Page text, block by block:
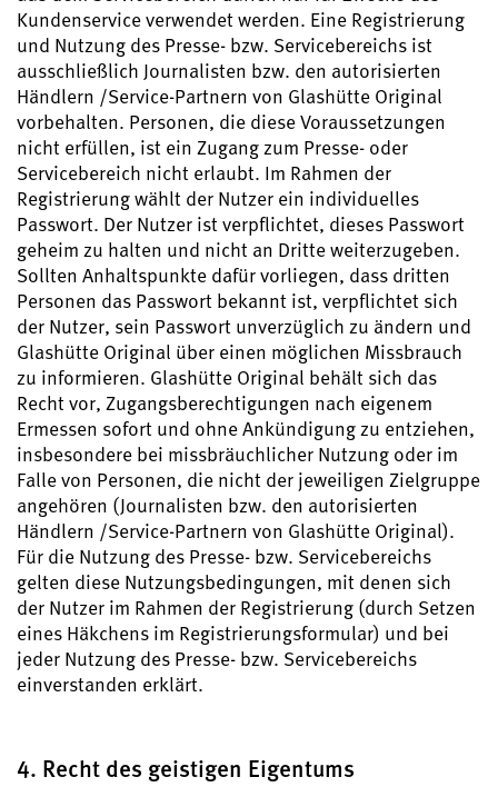
Kundenservice verwendet werden. Eine Registrierung
und Nutzung des Presse- bzw. Servicebereichs ist
ausschließlich Journalisten bzw. den autorisierten
Händlern /Service-Partnern von Glashütte Original
vorbehalten. Personen, die diese Voraussetzungen
nicht erfüllen, ist ein Zugang zum Presse- oder
Servicebereich nicht erlaubt. Im Rahmen der
Registrierung wählt der Nutzer ein individuelles
Passwort. Der Nutzer ist verpflichtet, dieses Passwort
geheim zu halten und nicht an Dritte weiterzugeben.
Sollten Anhaltspunkte dafür vorliegen, dass dritten
Personen das Passwort bekannt ist, verpflichtet sich
der Nutzer, sein Passwort unverzüglich zu ändern und
Glashütte Original über einen möglichen Missbrauch
zu informieren. Glashütte Original behält sich das
Recht vor, Zugangsberechtigungen nach eigenem
Ermessen sofort und ohne Ankündigung zu entziehen,
insbesondere bei missbräuchlicher Nutzung oder im
Falle von Personen, die nicht der jeweiligen Zielgruppe
angehören (Journalisten bzw. den autorisierten
Händlern /Service-Partnern von Glashütte Original).
Für die Nutzung des Presse- bzw. Servicebereichs
gelten diese Nutzungsbedingungen, mit denen sich
der Nutzer im Rahmen der Registrierung (durch Setzen
eines Häkchens im Registrierungsformular) und bei
jeder Nutzung des Presse- bzw. Servicebereichs
einverstanden erklärt.
4. Recht des geistigen Eigentums